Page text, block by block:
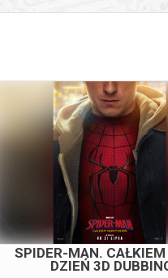
SPIDER-MAN. CAŁKIEM
DZIEŃ 3D